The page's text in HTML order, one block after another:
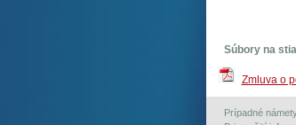
Súbory na
Zmluva o
Prípadné